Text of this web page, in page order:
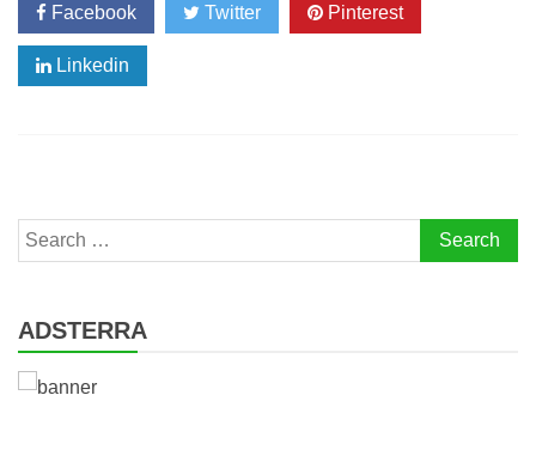
Facebook Twitter Pinterest
Linkedin
Search
for:
ADSTERRA